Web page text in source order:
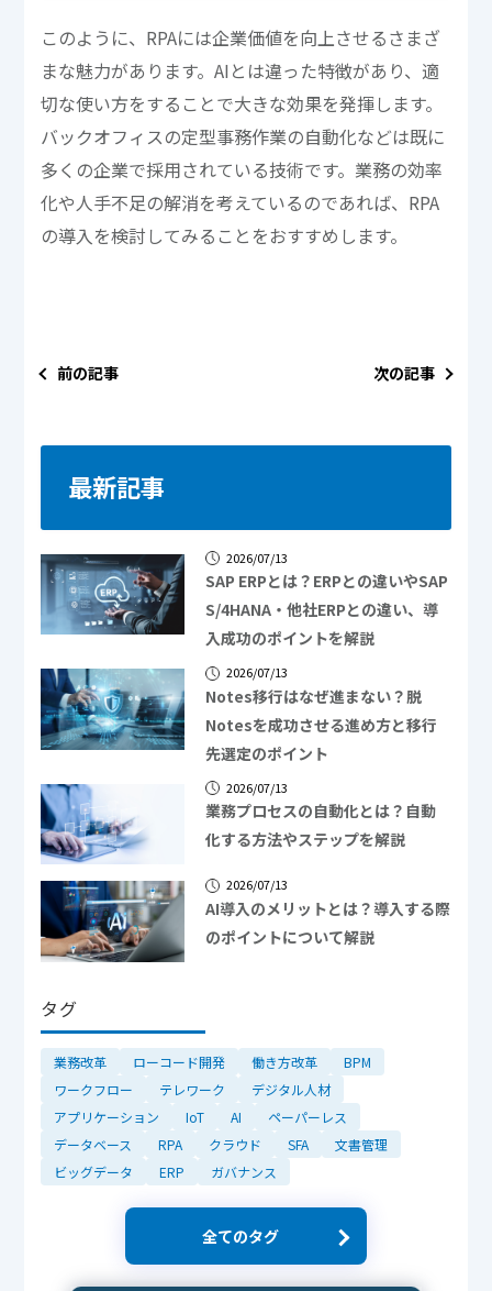
このように、RPAには企業価値を向上させるさまざ
まな魅力があります。AIとは違った特徴があり、適
切な使い方をすることで大きな効果を発揮します。
バックオフィスの定型事務作業の自動化などは既に
多くの企業で採用されている技術です。業務の効率
化や人手不足の解消を考えているのであれば、RPA
の導入を検討してみることをおすすめします。
前の記事 次の記事
最新記事
2026/07/13
SAP ERPとは？ERPとの違いやSAP
S/4HANA・他社ERPとの違い、導
入成功のポイントを解説
2026/07/13
Notes移行はなぜ進まない？脱
Notesを成功させる進め方と移行
先選定のポイント
2026/07/13
業務プロセスの自動化とは？自動
化する方法やステップを解説
2026/07/13
AI導入のメリットとは？導入する際
のポイントについて解説
タグ
業務改革 ローコード開発 働き方改革
BPM
ワークフロー
テレワーク
デジタル人材
アプリケーション
IoT AI
ペーパーレス
データベース
RPA クラウド SFA
文書管理
ビッグデータ
ERP ガバナンス
全てのタグ